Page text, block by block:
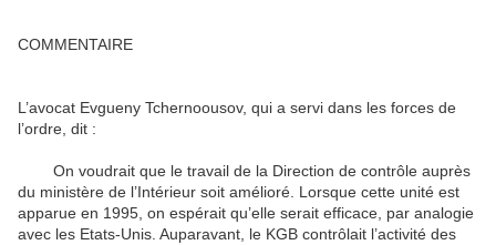
COMMENTAIRE
L’avocat Evgueny Tchernoousov, qui a servi dans les forces de
l’ordre, dit :
On voudrait que le travail de la Direction de contrôle auprès
du ministère de l’Intérieur soit amélioré. Lorsque cette unité est
apparue en 1995, on espérait qu’elle serait efficace, par analogie
avec les Etats-Unis. Auparavant, le KGB contrôlait l’activité des